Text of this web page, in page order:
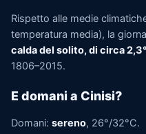
Rispetto alle medie
temperatura media), la
calda del solito, di circa
1806–2015.
E domani a Cinisi?
Domani: sereno, 26°/32°C.